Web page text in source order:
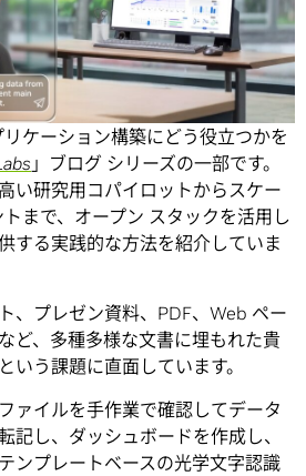
新のオープンモデル、データセッ
NVIDIA
プラットフォーム上での特
ケーション構築にどう役立つかを
」ブログ シリーズの一部です。
い研究用コパイロットからスケー
まで、オープン スタックを活用し
する実践的な方法を紹介していま
、プレゼン資料、PDF、Web ペー
ど、多種多様な文書に埋もれた貴
いう課題に直面しています。
ァイルを手作業で確認してデータ
記し、ダッシュボードを作成し、
ンプレートベースの光学文字認識